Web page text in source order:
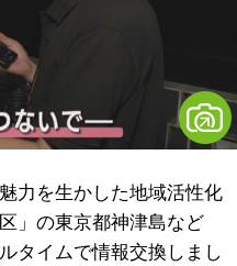
力を生かした地域活性化
」の東京都神津島など
タイムで情報交換しまし